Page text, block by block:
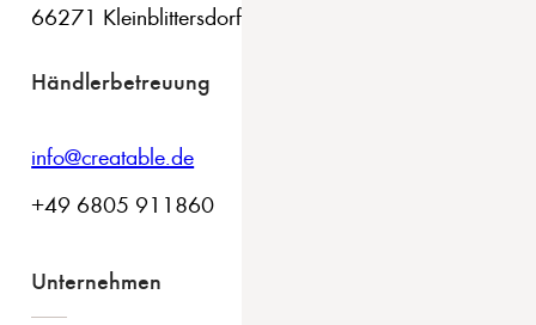
66271 Kleinblittersdorf
Händlerbetreuung
info@creatable.de
+49 6805 911860
Unternehmen